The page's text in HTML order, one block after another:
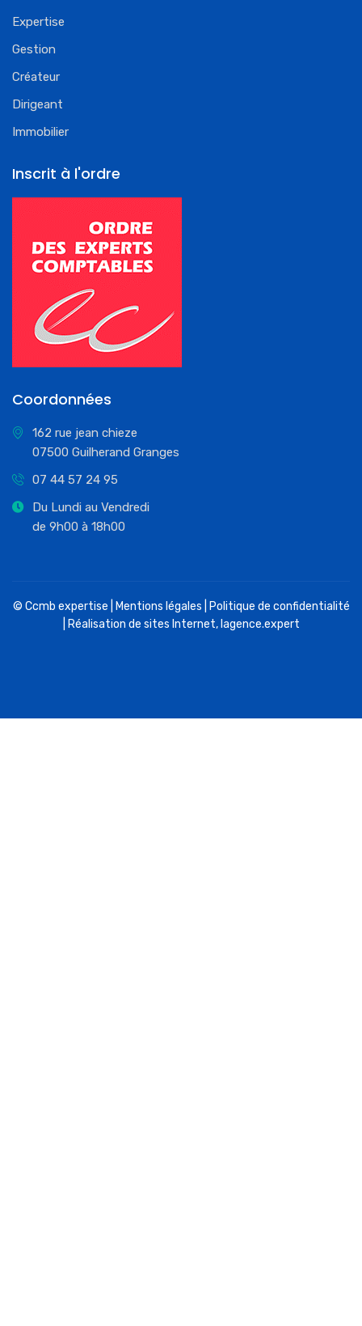
Expertise
Gestion
Créateur
Dirigeant
Immobilier
Inscrit à l'ordre
Coordonnées
162 rue jean chieze
07500 Guilherand Granges
07 44 57 24 95
Du Lundi au Vendredi
de 9h00 à 18h00
© Ccmb expertise | Mentions légales
Politique de confidentialité
| Réalisation de sites Internet, lagence.expert